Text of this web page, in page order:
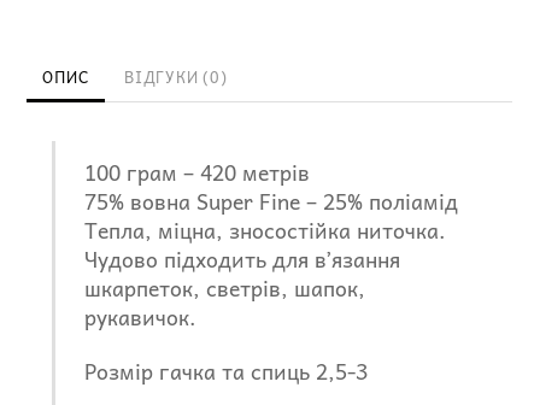
шкарпеткова
пряжа
кількість
ОПИС ВІДГУКИ (0)
100 грам – 420 метрів
75% вовна Super Fine – 25% поліамід
Тепла, міцна, зносостійка ниточка.
Чудово підходить для вʼязання
шкарпеток, светрів, шапок,
рукавичок.
Розмір гачка та спиць 2,5-3